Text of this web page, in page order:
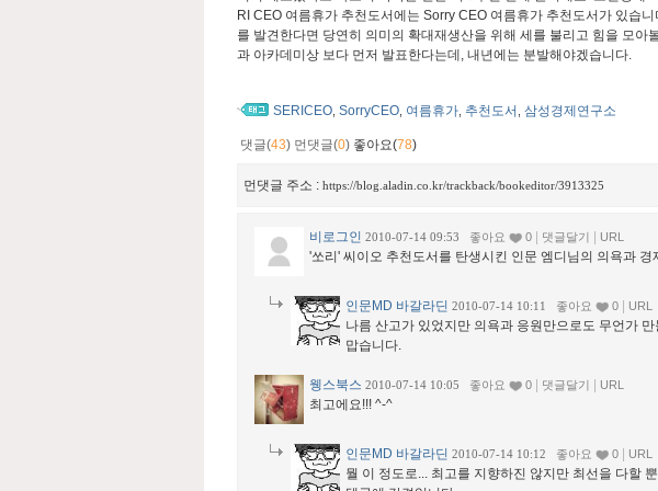
RI CEO 여름휴가 추천도서에는 Sorry CEO 여름휴가 추천도서가 있습
를 발견한다면 당연히 의미의 확대재생산을 위해 세를 불리고 힘을 모
과 아카데미상 보다 먼저 발표한다는데, 내년에는 분발해야겠습니다.
SERICEO, SorryCEO, 여름휴가, 추천도서 , 삼성경제연구소
댓글(43) 먼댓글(0) 좋아요(78)
먼댓글 주소 : https://blog.aladin.co.kr/trackback/bookeditor/3913325
비로그인 2010-07-14 09:53 좋아요 0 댓글달기 URL
'쏘리' 씨이오 추천도서를 탄생시킨 인문 엠디님의 의욕과
인문MD 바갈라딘 2010-07-14 10:11 좋아요 0 URL
나름 산고가 있었지만 의욕과 응원만으로도 무언가
맙습니다.
웽스북스 2010-07-14 10:05 좋아요 0 댓글달기 URL
최고에요!!! ^-^
인문MD 바갈라딘 2010-07-14 10:12 좋아요 0 URL
뭘 이 정도로... 최고를 지향하진 않지만 최선을 다할